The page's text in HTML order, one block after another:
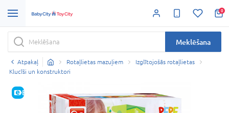
0
Meklēšana
Atpakaļ Rotaļlietas mazuļiem
Izglītojošās rotaļlietas
Klucīši un konstruktori
E-CENA